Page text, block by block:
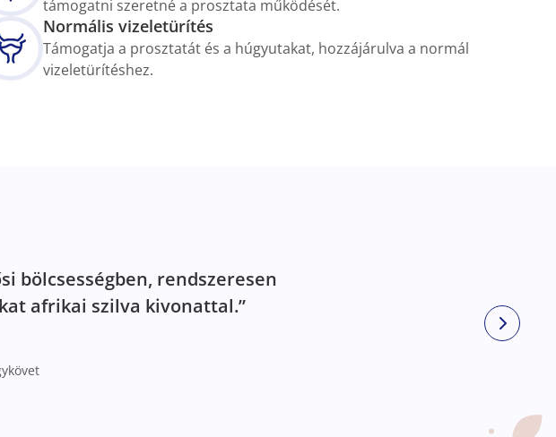
támogatni szeretné a prosztata működését.
Normális vizeletürítés
Támogatja a prosztatát és a húgyutakat, hozzájárulva a normál
vizeletürítéshez.
bölcsességben, rendszeresen
afrikai szilva kivonattal.”